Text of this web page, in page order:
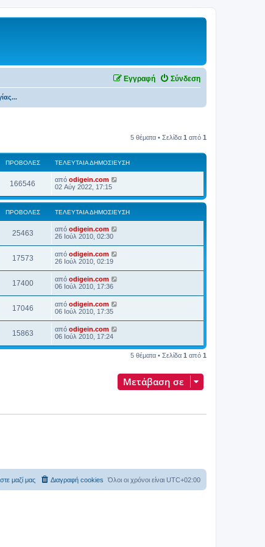
Σύνδεση
Εγγραφή
5 θέματα • Σελίδα 1 από 1
ΠΡΟΒΟΛΈΣ ΤΕΛΕΥΤΑΊΑ ΔΗΜΟΣΊΕΥΣΗ
166546 από odigein.com
02 Αύγ 2022, 17:15
ΠΡΟΒΟΛΈΣ ΤΕΛΕΥΤΑΊΑ ΔΗΜΟΣΊΕΥΣΗ
25463 από odigein.com
26 Ιούλ 2010, 02:30
17573 από odigein.com
26 Ιούλ 2010, 02:19
17400 από odigein.com
06 Ιούλ 2010, 17:36
17046 από odigein.com
06 Ιούλ 2010, 17:35
15863 από odigein.com
06 Ιούλ 2010, 17:24
5 θέματα • Σελίδα 1 από 1
Μετάβαση σε
Όλοι οι χρόνοι είναι UTC+02:00
Διαγραφή cookies
μαζί μας